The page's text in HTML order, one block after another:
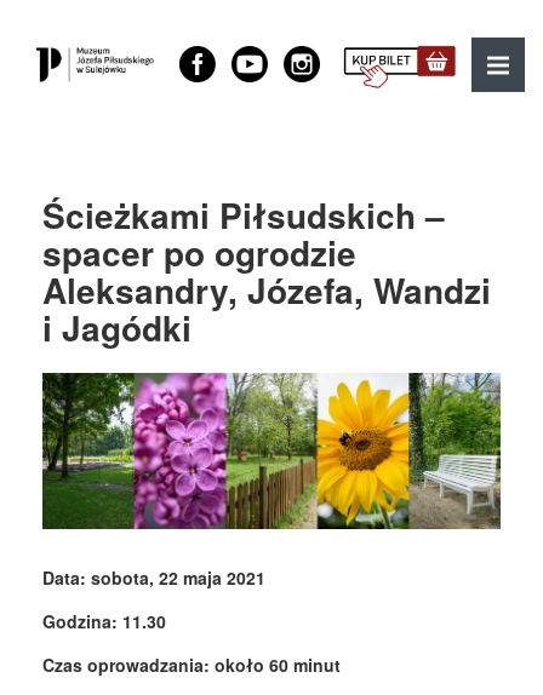
Muzeum Józefa Piłsudskiego w Sulejówku
MENU
Ścieżkami Piłsudskich –
spacer po ogrodzie
Aleksandry, Józefa, Wandzi
i Jagódki
Data: sobota, 22 maja 2021
Godzina: 11.30
Czas oprowadzania: około 60 minut